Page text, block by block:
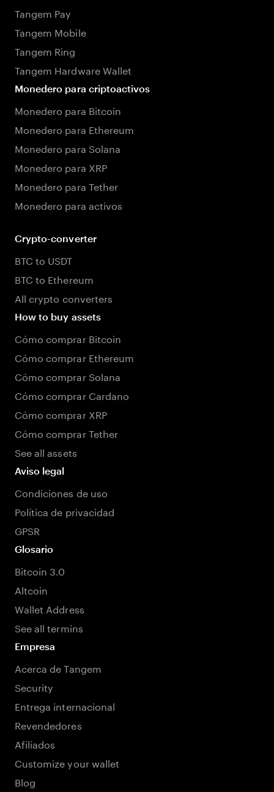
Tangem Pay
Tangem Mobile
Tangem Ring
Tangem Hardware Wallet
Monedero para criptoactivos
Monedero para Bitcoin
Monedero para Ethereum
Monedero para Solana
Monedero para XRP
Monedero para Tether
Monedero para activos
Crypto-converter
BTC to USDT
BTC to Ethereum
All crypto converters
How to buy assets
Cómo comprar Bitcoin
Cómo comprar Ethereum
Cómo comprar Solana
Cómo comprar Cardano
Cómo comprar XRP
Cómo comprar Tether
See all assets
Aviso legal
Condiciones de uso
Política de privacidad
GPSR
Glosario
Bitcoin 3.0
Altcoin
Wallet Address
See all termins
Empresa
Acerca de Tangem
Security
Entrega internacional
Revendedores
Afiliados
Customize your wallet
Blog